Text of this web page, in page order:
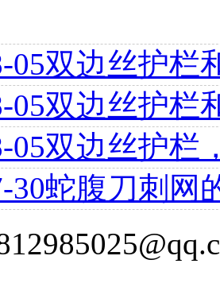
05双边丝护栏
05双边丝护栏
05双边丝护栏
30蛇腹刀刺网